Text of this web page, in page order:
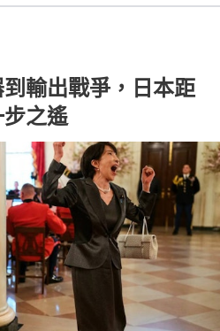
輸出戰爭，日本距
之遙